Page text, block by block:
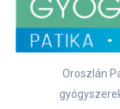
Oroszlán